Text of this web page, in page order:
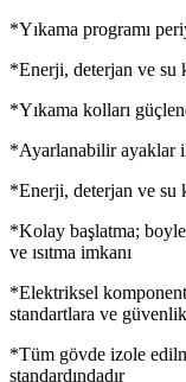
*Yıkama programı
*Enerji, deterjan ve su
*Yıkama kolları
*Ayarlanabilir ayaklar
*Enerji, deterjan ve su
*Kolay başlatma;
ve ısıtma imkanı
*Elektriksel
standartlara ve güvenlik
*Tüm gövde izole
standardındadır